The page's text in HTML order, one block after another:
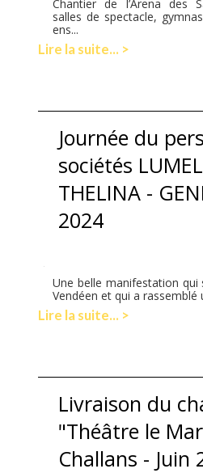
Chantier de l’Arena des
salles de spectacle,
ens...
Lire la suite... >
Journée du
sociétés
THELINA -
2024
Une belle manifestation
Vendéen et qui a rassemblé
Lire la suite... >
Livraison du
"Théâtre le
Challans - Juin